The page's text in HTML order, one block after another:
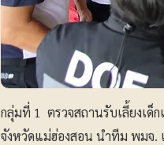
กลุ่มที่ 1 ตรวจสถานรับเลี้ยงเด็
จังหวัดแม่ฮ่องสอน นำทีม พมจ.